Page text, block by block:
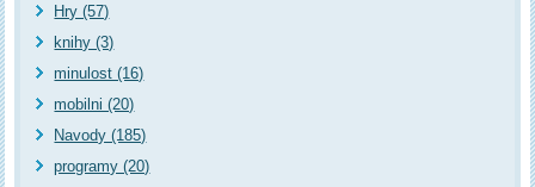
Hry (57)
knihy (3)
minulost (16)
mobilni (20)
Navody (185)
programy (20)